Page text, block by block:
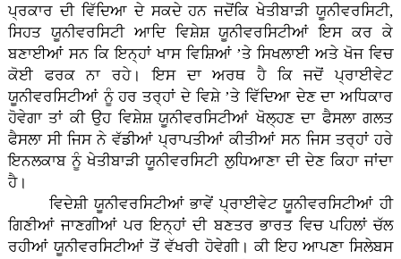
ਪ੍ਰਕਾਰ ਦੀ ਵਿੱਦਿਆ ਦੇ ਸਕਦੇ ਹਨ ਜਦੋਂਕਿ ਖੇਤੀਬਾੜੀ ਯੂਨੀਵਰਸਿਟੀ,
ਸਿਹਤ ਯੂਨੀਵਰਸਿਟੀ ਆਦਿ ਵਿਸ਼ੇਸ਼ ਯੂਨੀਵਰਸਿਟੀਆਂ ਇਸ ਕਰ ਕੇ
ਬਣਾਈਆਂ ਸਨ ਕਿ ਇਨ੍ਹਾਂ ਖਾਸ ਵਿਸ਼ਿਆਂ ’ਤੇ ਸਿਖਲਾਈ ਅਤੇ ਖੋਜ ਵਿਚ
ਕੋਈ ਫਰਕ ਨਾ ਰਹੇ। ਇਸ ਦਾ ਅਰਥ ਹੈ ਕਿ ਜਦੋਂ ਪ੍ਰਾਈਵੇਟ
ਯੂਨੀਵਰਸਿਟੀਆਂ ਨੂੰ ਹਰ ਤਰ੍ਹਾਂ ਦੇ ਵਿਸ਼ੇ ’ਤੇ ਵਿੱਦਿਆ ਦੇਣ ਦਾ ਅਧਿਕਾਰ
ਹੋਵੇਗਾ ਤਾਂ ਕੀ ਉਹ ਵਿਸ਼ੇਸ਼ ਯੂਨੀਵਰਸਿਟੀਆਂ ਖੋਲ੍ਹਣ ਦਾ ਫੈਸਲਾ ਗਲਤ
ਫੈਸਲਾ ਸੀ ਜਿਸ ਨੇ ਵੱਡੀਆਂ ਪ੍ਰਾਪਤੀਆਂ ਕੀਤੀਆਂ ਸਨ ਜਿਸ ਤਰ੍ਹਾਂ ਹਰੇ
ਇਨਲਕਾਬ ਨੂੰ ਖੇਤੀਬਾੜੀ ਯੂਨੀਵਰਸਿਟੀ ਲੁਧਿਆਣਾ ਦੀ ਦੇਣ ਕਿਹਾ ਜਾਂਦਾ
ਹੈ।
ਵਿਦੇਸ਼ੀ ਯੂਨੀਵਰਸਿਟੀਆਂ ਭਾਵੇਂ ਪ੍ਰਾਈਵੇਟ ਯੂਨੀਵਰਸਿਟੀਆਂ ਹੀ
ਗਿਣੀਆਂ ਜਾਣਗੀਆਂ ਪਰ ਇਨ੍ਹਾਂ ਦੀ ਬਣਤਰ ਭਾਰਤ ਵਿਚ ਪਹਿਲਾਂ ਚੱਲ
ਰਹੀਆਂ ਯੂਨੀਵਰਸਿਟੀਆਂ ਤੋਂ ਵੱਖਰੀ ਹੋਵੇਗੀ। ਕੀ ਇਹ ਆਪਣਾ ਸਿਲੇਬਸ